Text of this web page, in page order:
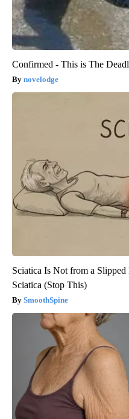
Confirmed - This is The
novelodge
Sciatica Is Not from a
Sciatica (Stop This)
SmoothSpine